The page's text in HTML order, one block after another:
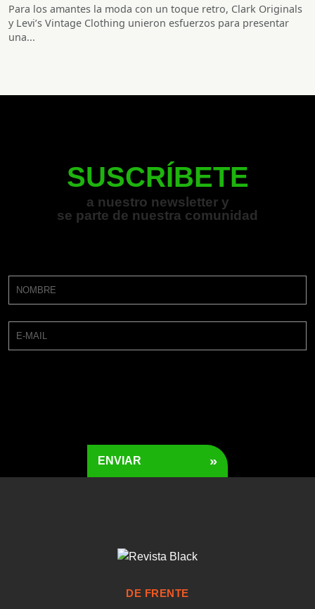
Para los amantes la moda con un toque retro, Clark Originals
y Levi’s Vintage Clothing unieron esfuerzos para presentar
una...
SUSCRÍBETE
a nuestro newsletter y
se parte de nuestra comunidad
ENVIAR »
DE FRENTE